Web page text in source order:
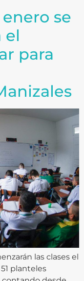
se
el
para
las clases el
planteles